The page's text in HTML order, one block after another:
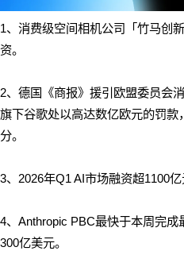
1、消费级空间相机公司「竹马创
资。
2、德国《商报》援引欧盟委员会
旗下谷歌处以高达数亿欧元的罚
分。
3、2026年Q1 AI市场融资超1100亿
4、Anthropic PBC最快于本周完
300亿美元。